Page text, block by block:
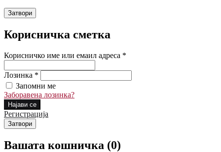
Затвори
Корисничка сметка
Корисничко име или емаил адреса *
Лозинка *
Запомни ме
Заборавена лозинка?
Најави се
Регистрација
Затвори
Вашата кошничка (0)